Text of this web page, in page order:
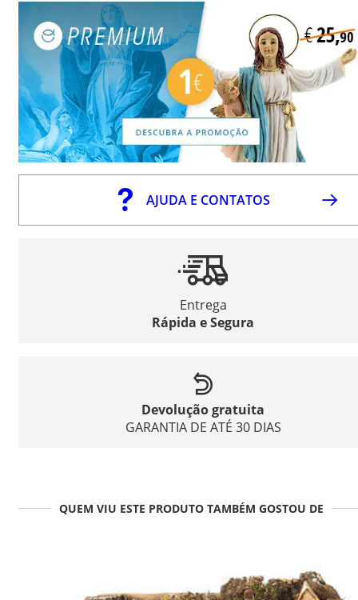
AJUDA E CONTATOS
Entrega
Rápida e Segura
Devolução gratuita
GARANTIA DE ATÉ 30 DIAS
QUEM VIU ESTE PRODUTO TAMBÉM GOSTOU DE